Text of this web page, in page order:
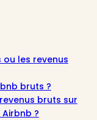
les revenus
bruts ?
bruts sur
?